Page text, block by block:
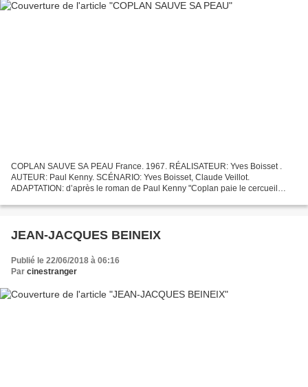
COPLAN SAUVE SA PEAU France. 1967. RÉALISATEUR: Yves Boisset .
AUTEUR: Paul Kenny. SCÉNARIO: Yves Boisset, Claude Veillot.
ADAPTATION: d’après le roman de Paul Kenny "Coplan paie le cercueil
JEAN-JACQUES BEINEIX
Publié le 22/06/2018 à 06:16
Par cinestranger